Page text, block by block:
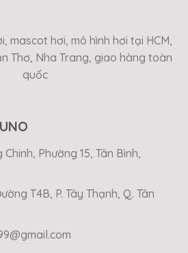
mascot hơi, mô hình hơi tại HCM,
Thơ, Nha Trang, giao hàng toàn
quốc
Phường 15, Tân Bình,
T4B, P. Tây Thạnh, Q. Tân